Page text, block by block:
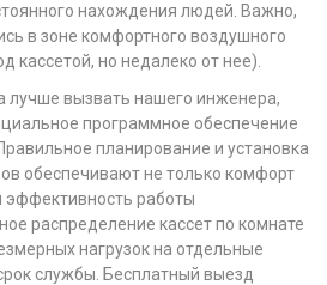
нахождения людей. Важно,
в зоне комфортного воздушного
кассетой, но недалеко от нее).
лучше вызвать нашего инженера,
программное обеспечение
планирование и установка
обеспечивают не только комфорт
эффективность работы
распределение кассет по комнате
нагрузок на отдельные
службы. Бесплатный выезд